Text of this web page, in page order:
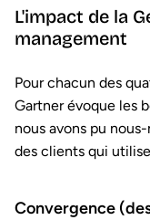
L'impact de la
management
Pour chacun des
Gartner évoque les
nous avons pu
des clients qui
Convergence